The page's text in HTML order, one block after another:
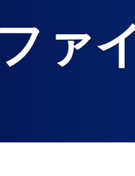
ファ